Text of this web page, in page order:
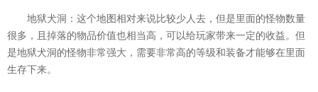
地狱犬洞：这个地图相对来说比较少人去，但是里面的怪物数量
很多，且掉落的物品价值也相当高，可以给玩家带来一定的收益。但
是地狱犬洞的怪物非常强大，需要非常高的等级和装备才能够在里面
生存下来。